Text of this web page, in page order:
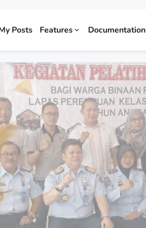
Posts Features Documentation